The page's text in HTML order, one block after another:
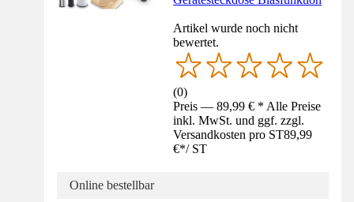
Artikel wurde noch nicht
bewertet.
(0)
Preis — 89,99 € * Alle Preise
inkl. MwSt. und ggf. zzgl.
Versandkosten pro ST89,99
€*/ ST
Online bestellbar